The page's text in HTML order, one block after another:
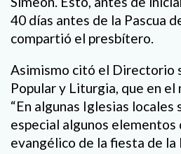
40 días antes de la Pascua
compartió el presbítero.
Asimismo citó el Directorio
Popular y Liturgia, que en el
“En algunas Iglesias locales
especial algunos
evangélico de la fiesta de